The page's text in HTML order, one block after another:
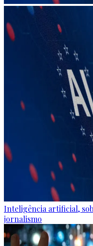
Inteligência artificial,
jornalismo